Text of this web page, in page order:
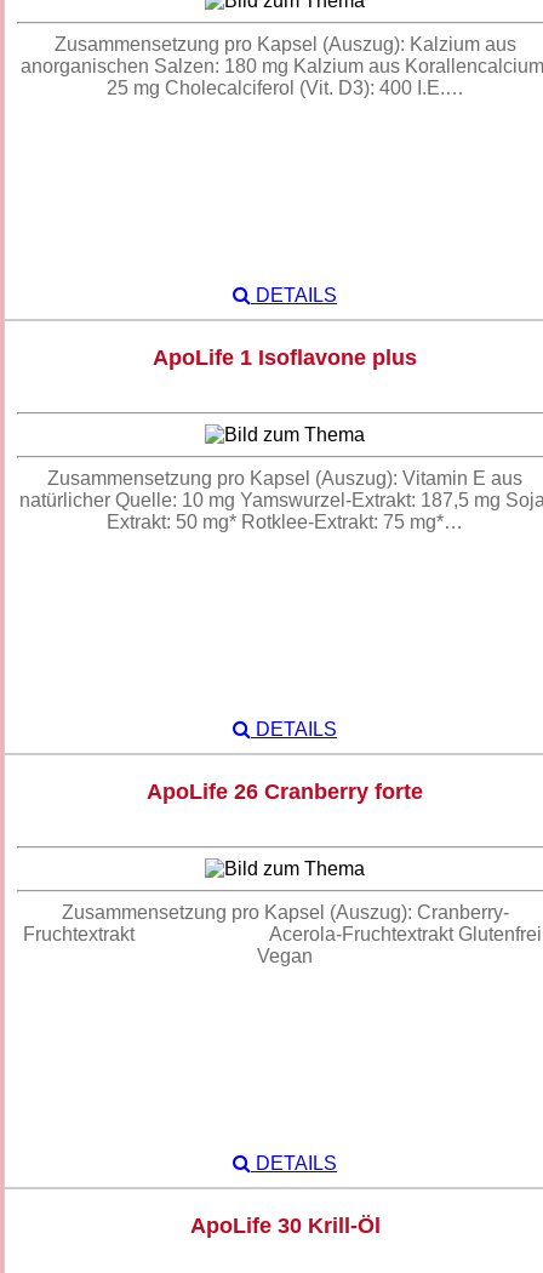
Zusammensetzung pro Kapsel (Auszug): Kalzium aus
anorganischen Salzen: 180 mg Kalzium aus
25 mg Cholecalciferol (Vit. D3): 400 I.E.…
DETAILS
ApoLife 1 Isoflavone plus
Zusammensetzung pro Kapsel (Auszug): Vitamin E aus
natürlicher Quelle: 10 mg Yamswurzel-Extrakt: 187,5 mg
Extrakt: 50 mg* Rotklee-Extrakt: 75 mg*…
DETAILS
ApoLife 26 Cranberry forte
Zusammensetzung pro Kapsel (Auszug): Cranberry-
Fruchtextrakt Acerola-Fruchtextrakt
Vegan
DETAILS
ApoLife 30 Krill-Öl